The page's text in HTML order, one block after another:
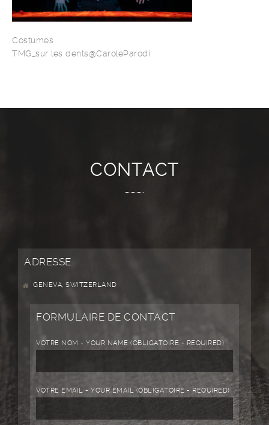
Costumes
TMG_sur les dents@CaroleParodi
CONTACT
ADRESSE
GENEVA, SWITZERLAND
FORMULAIRE DE CONTACT
VOTRE NOM - YOUR NAME (OBLIGATOIRE - REQUIRED)
VOTRE EMAIL - YOUR EMAIL (OBLIGATOIRE - REQUIRED)